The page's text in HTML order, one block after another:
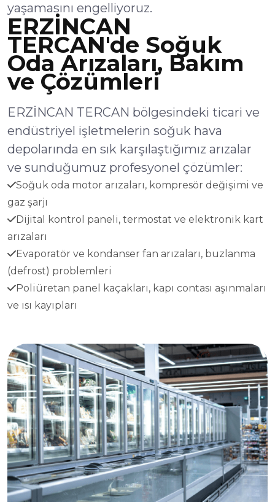
yaşamasını engelliyoruz.
ERZİNCAN
TERCAN'de Soğuk
Oda Arızaları, Bakım
ve Çözümleri
ERZİNCAN TERCAN bölgesindeki ticari ve
endüstriyel işletmelerin soğuk hava
depolarında en sık karşılaştığımız arızalar
ve sunduğumuz profesyonel çözümler:
Soğuk oda motor arızaları, kompresör değişimi ve
gaz şarjı
Dijital kontrol paneli, termostat ve elektronik kart
arızaları
Evaporatör ve kondanser fan arızaları, buzlanma
(defrost) problemleri
Poliüretan panel kaçakları, kapı contası aşınmaları
ve ısı kayıpları